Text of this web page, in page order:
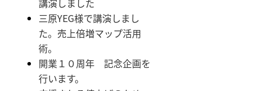
講演しました
三原YEG様で講演しまし
た。売上倍増マップ活用
術。
開業１０周年 記念企画を
行います。